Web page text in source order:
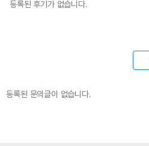
등록된 후기가 없습니다.
등록된 문의글이 없습니다.